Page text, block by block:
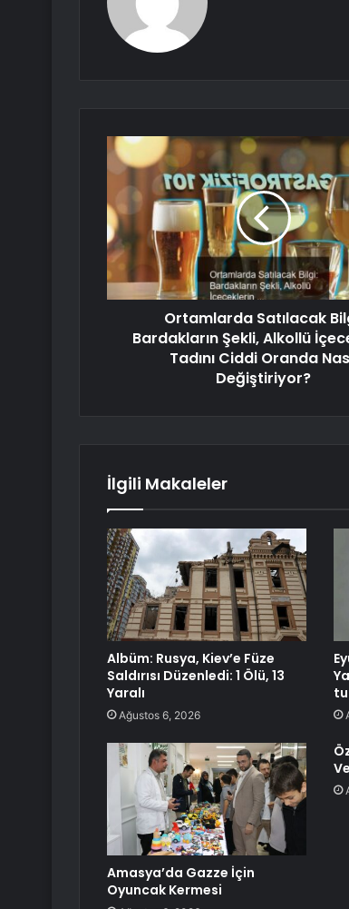
Ortamlarda Satılacak
Bardakların Şekli, Alkollü
Tadını Ciddi Oranda
Değiştiriyor?
İlgili Makaleler
Albüm: Rusya, Kiev’e Füze
Saldırısı Düzenledi: 1 Ölü, 13
Yaralı
Ağustos 6, 2026
Amasya’da Gazze İçin
Oyuncak Kermesi